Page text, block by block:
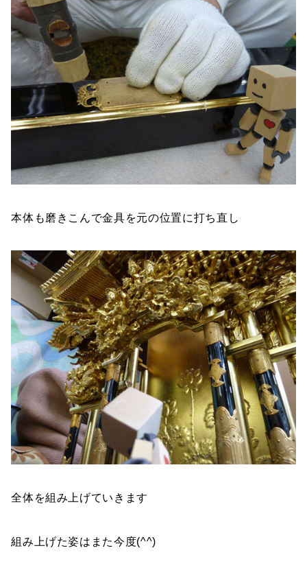
本体も磨きこんで金具を元の位置に打ち直し
全体を組み上げていきます
組み上げた姿はまた今度(^^)